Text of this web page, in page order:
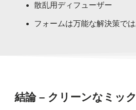
散乱用ディフューザー
フォームは万能な解決策では
結論 – クリーンなミッ